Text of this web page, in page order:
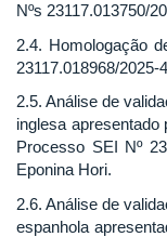
Nºs 23117.013750/
2.4. Homologação
23117.018968/2025-
2.5. Análise de
inglesa
Processo SEI Nº
Eponina Hori.
2.6. Análise de
espanhola